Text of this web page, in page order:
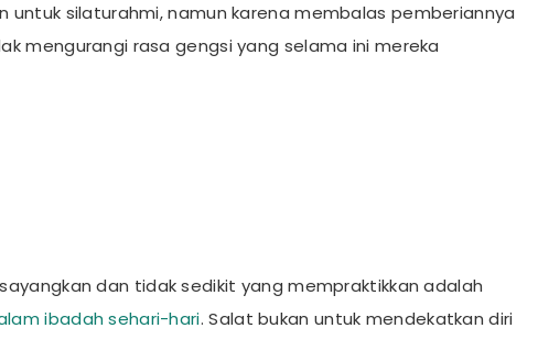
untuk silaturahmi, namun karena membalas pemberiannya
mengurangi rasa gengsi yang selama ini mereka
dan tidak sedikit yang mempraktikkan adalah
ibadah sehari-hari. Salat bukan untuk mendekatkan diri